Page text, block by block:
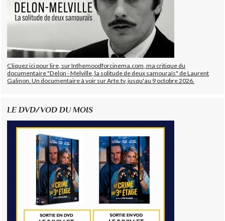
Cliquez ici pour lire, sur Inthemoodforcinema.com, ma critique du
documentaire "Delon - Melville, la solitude de deux samouraïs" de Laurent
Galinon. Un documentaire à voir sur Arte.tv, jusqu'au 9 octobre 2026.
LE DVD/VOD DU MOIS